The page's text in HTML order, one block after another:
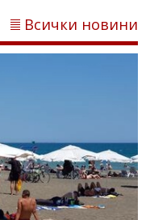
Всички новини